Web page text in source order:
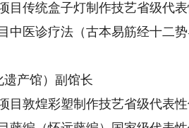
目传统盒子灯制作技艺省级代表
中医诊疗法（古本易筋经十二
产馆）副馆长
目敦煌彩塑制作技艺省级代表性